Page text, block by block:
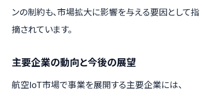
ンの制約も、市場拡大に影響を与える要因として指
摘されています。
主要企業の動向と今後の展望
航空IoT市場で事業を展開する主要企業には、